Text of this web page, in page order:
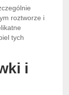
roztworze i
tych
i